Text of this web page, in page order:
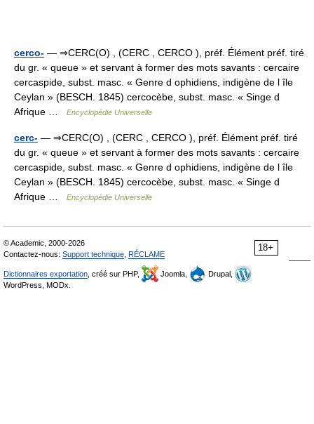
cerco- — ⇒CERC(O) , (CERC , CERCO ), préf. Élément préf. tiré
du gr. « queue » et servant à former des mots savants : cercaire
cercaspide, subst. masc. « Genre d ophidiens, indigène de l île
Ceylan » (BESCH. 1845) cercocèbe, subst. masc. « Singe d
Afrique …
Encyclopédie Universelle
cerc- — ⇒CERC(O) , (CERC , CERCO ), préf. Élément préf. tiré
du gr. « queue » et servant à former des mots savants : cercaire
cercaspide, subst. masc. « Genre d ophidiens, indigène de l île
Ceylan » (BESCH. 1845) cercocèbe, subst. masc. « Singe d
Afrique …
Encyclopédie Universelle
18+
© Academic, 2000-2026
Contactez-nous: Support technique RÉCLAME
Dictionnaires exportation , créé sur PHP, Joomla,
Drupal,
WordPress, MODx.